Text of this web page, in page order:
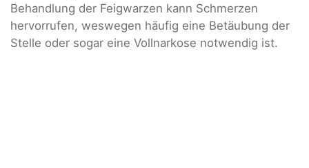
Behandlung der Feigwarzen kann Schmerzen
hervorrufen, weswegen häufig eine Betäubung der
Stelle oder sogar eine Vollnarkose notwendig ist.